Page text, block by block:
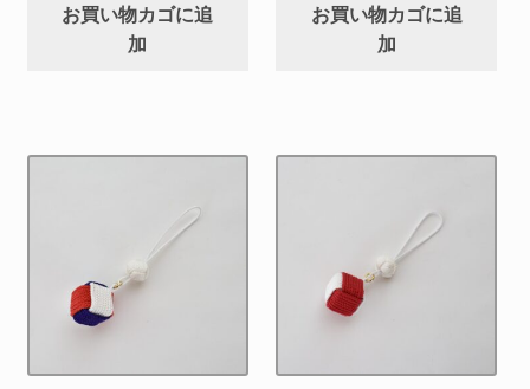
お買い物カゴに追
加
お買い物カゴに追
加